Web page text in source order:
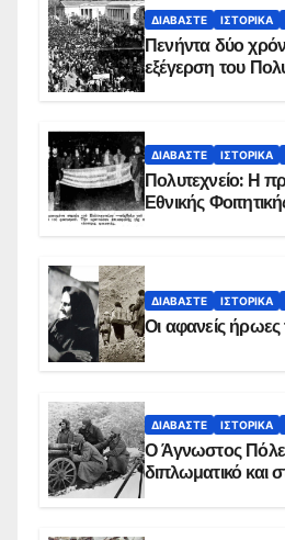
ΔΙΑΒΆΣΤΕ ΙΣΤΟΡΙΚΆ
Πενήντα δύο
εξέγερση του
ΔΙΑΒΆΣΤΕ ΙΣΤΟΡΙΚΆ
Πολυτεχνείο: Η
Εθνικής
ΔΙΑΒΆΣΤΕ ΙΣΤΟΡΙΚΆ
Οι αφανείς
ΔΙΑΒΆΣΤΕ ΙΣΤΟΡΙΚΆ
Ο Άγνωστος
διπλωματικό και